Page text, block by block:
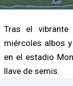
Tras el
miércoles albos
en el estadio
llave de semis.